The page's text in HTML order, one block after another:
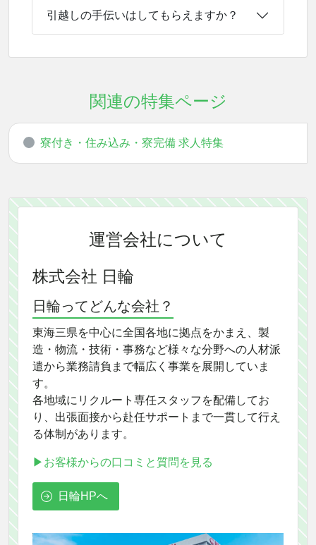
引越しの手伝いはしてもらえますか？
関連の特集ページ
寮付き・住み込み・寮完備 求人特集
運営会社について
株式会社 日輪
日輪ってどんな会社？
東海三県を中心に全国各地に拠点をかまえ、製
造・物流・技術・事務など様々な分野への人材派
遣から業務請負まで幅広く事業を展開していま
す。
各地域にリクルート専任スタッフを配備してお
り、出張面接から赴任サポートまで一貫して行え
る体制があります。
▶お客様からの口コミと質問を見る
日輪HPへ